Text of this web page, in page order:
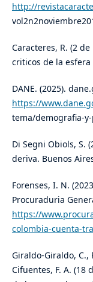
http://
Caracteres, R. (2
criticos de la
DANE. (2025).
https://
tema/demografia-
Di Segni Obiols, S.
deriva. Buenos
Forenses, I. N.
Procuraduria
https://
colombia-cuenta-
Giraldo-Giraldo, C.,
Cifuentes, F. A. (18